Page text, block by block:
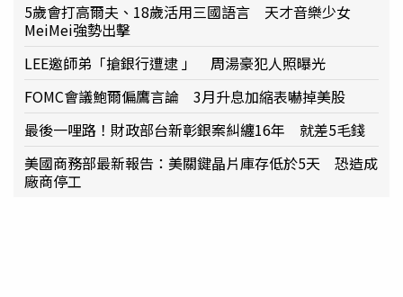
5歲會打高爾夫、18歲活用三國語言 天才音樂少女
MeiMei強勢出擊
LEE邀師弟「搶銀行遭逮 」 周湯豪犯人照曝光
FOMC會議鮑爾偏鷹言論 3月升息加縮表嚇掉美股
最後一哩路！財政部台新彰銀案糾纏16年 就差5毛錢
美國商務部最新報告：美關鍵晶片庫存低於5天 恐造成
廠商停工